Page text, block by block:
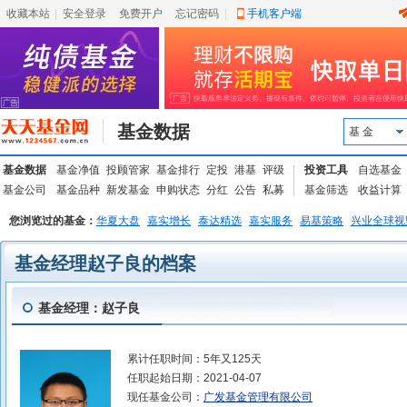
收藏本站 安全登录 免费开户 忘记密码 手机客户端
基金数据 基 金
基金数据 基金净值 投顾管家 基金排行 定投 港基 评级
基金公司
基金品种 新发基金 申购状态 分红 公告 私募
投资工具
自选基金
基金筛选
收益计算
您浏览过的基金： 华夏大盘 嘉实增长 泰达精选 嘉实服务 易基策略 兴业全球
基金经理赵子良的档案
基金经理：赵子良
累计任职时间： 5年又125天
任职起始日期： 2021-04-07
现任基金公司： 广发基金管理有限公司